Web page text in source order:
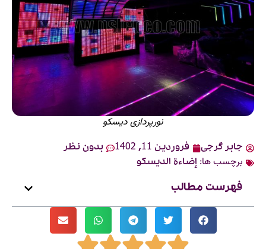
نورپردازی دیسکو
جابر گرجی فروردین 11, 1402 بدون نظر
برچسب ها:إضاءة الديسكو
فهرست مطالب